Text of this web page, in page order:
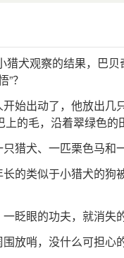
猎犬观察的结果，巴
？
始出动了，他放出
的毛，沿着翠绿色的
猎犬、一匹栗色马和
的类似于小猎犬的
眨眼的功夫，就消失
放哨，没什么可担心